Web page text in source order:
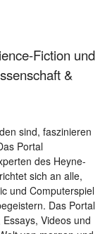
Fiction und
&
sind, faszinieren
Portal
des Heyne-
sich an alle,
und Computerspiel
Das Portal
Videos und